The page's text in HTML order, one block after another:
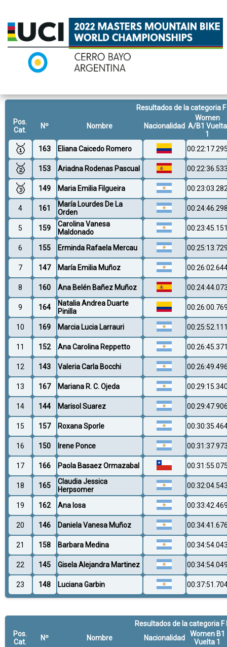
Resultados de la categoria
Pos.
Cat.
Nº Nombre Nacionalidad
Women
A/B1 Vuelta
1
🥇 163 Eliana Caicedo Romero
🥈 153 Ariadna Rodenas Pascual
🥉 149 Maria Emilia Filgueira
4 161
María Lourdes De La
Orden
5 159
Carolina Vanesa
Maldonado
6 155 Erminda Rafaela Mercau
7 147 María Emilia Muñoz
8 160 Ana Belén Bañez Muñoz
9 164
Natalia Andrea Duarte
Pinilla
10 169 Marcia Lucia Larrauri
11 152 Ana Carolina Reppetto
12 143 Valeria Carla Bocchi
13 167 Mariana R. C. Ojeda
14 144 Marisol Suarez
15 157 Roxana Sporle
16 150 Irene Ponce
17 166 Paola Basaez Ormazabal
18 165
Claudia Jessica
Herpsomer
19 162 Ana Iosa
20 146 Daniela Vanesa Muñoz
21 158 Barbara Medina
22 145 Gisela Alejandra Martinez
23 148 Luciana Garbin
Resultados de la categoria
Pos.
Cat.
Nº Nombre Nacionalidad
Women B1
Vuelta 1